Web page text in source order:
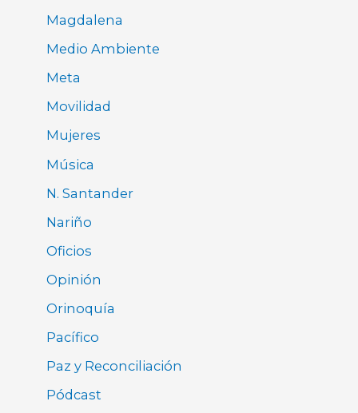
Magdalena
Medio Ambiente
Meta
Movilidad
Mujeres
Música
N. Santander
Nariño
Oficios
Opinión
Orinoquía
Pacífico
Paz y Reconciliación
Pódcast